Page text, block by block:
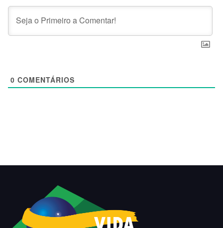
0 COMENTÁRIOS